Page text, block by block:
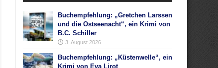
Buchempfehlung: „Gretchen Larssen
und die Ostseenacht“, ein Krimi von
B.C. Schiller
3. August 2026
Buchempfehlung: „Küstenwelle“, ein
Krimi von Eva Lirot